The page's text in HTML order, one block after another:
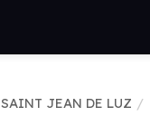
SAINT JEAN DE LUZ